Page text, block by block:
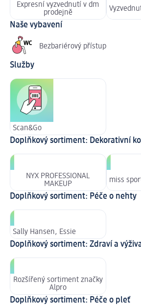
Expresní vyzvednutí v dm
prodejně
Naše vybavení
Bezbariérový přístup
Služby
Scan&Go
Doplňkový sortiment: Dekorativní
NYX PROFESSIONAL
MAKEUP
miss
Doplňkový sortiment: Péče o nehty
Sally Hansen, Essie
Doplňkový sortiment: Zdraví a
Rozšířený sortiment značky
Alpro
Doplňkový sortiment: Péče o pleť